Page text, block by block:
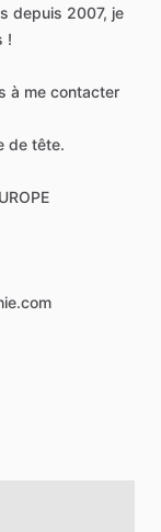
depuis 2007, je
!
à me contacter
de tête.